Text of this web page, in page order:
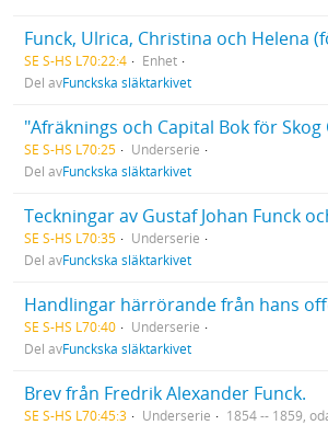
SE S-HS L70:22:4
Enhet
Del avFunckska släktarkivet
SE S-HS L70:25
Underserie
Del avFunckska släktarkivet
SE S-HS L70:35
Underserie
Del avFunckska släktarkivet
SE S-HS L70:40
Underserie
Del avFunckska släktarkivet
Brev från Fredrik Alexander Funck.
SE S-HS L70:45:3 Underserie
1854 -- 1859,